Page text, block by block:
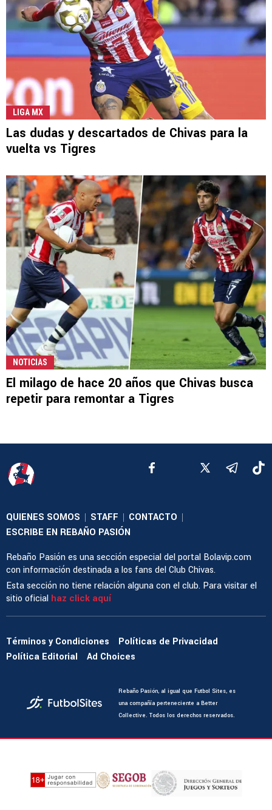
LIGA MX
Las dudas y descartados de Chivas para la
vuelta vs Tigres
NOTICIAS
El milago de hace 20 años que Chivas busca
repetir para remontar a Tigres
QUIENES SOMOS | STAFF | CONTACTO |
ESCRIBE EN REBAÑO PASIÓN
Rebaño Pasión es una sección especial del portal Bolavip.com
con información destinada a los fans del Club Chivas.
Esta sección no tiene relación alguna con el club. Para visitar el
sitio oficial haz click aquí
Términos y Condiciones
Políticas de Privacidad
Política Editorial
Ad Choices
Rebaño Pasión, al igual que Futbol Sites, es
una compañía perteneciente a Better
Collective. Todos los derechos reservados.